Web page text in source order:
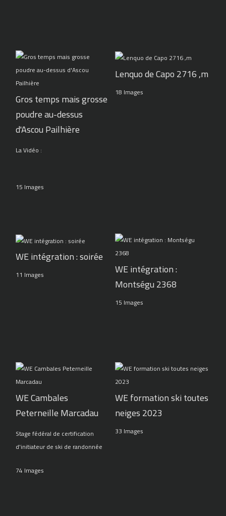
Gros temps mais grosse
poudre au-dessus
d'Ascou Pailhière
La Vidéo :
15 Images
Lenquo de Capo 2716 ,m
18 Images
WE intégration : soirée
11 Images
WE intégration :
Montségu 2368
15 Images
WE Cambales
Peterneille Marcadau
Stage fédéral de certification
d'initiateur de ski de randonnée
74 Images
WE formation ski toutes
neiges 2023
33 Images